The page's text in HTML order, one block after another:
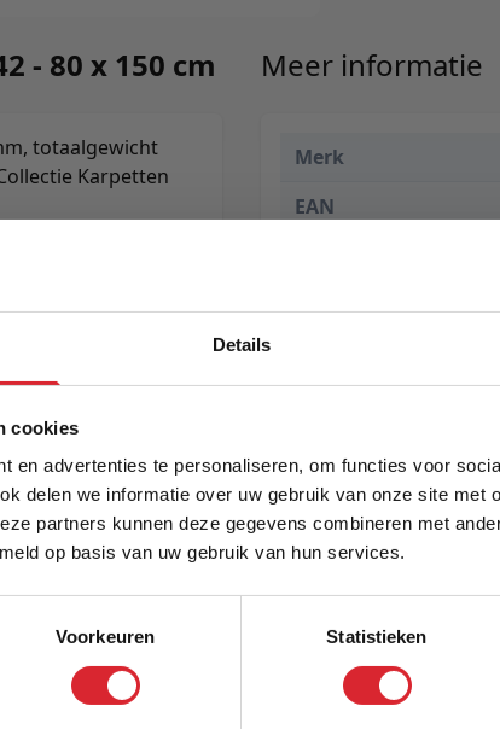
Details
cookies
en advertenties te personaliseren, om functies voor
delen we informatie over uw gebruik van onze site met
partners kunnen deze gegevens combineren met
op basis van uw gebruik van hun services.
Voorkeuren Statistieken
- 80 x 150 cm
totaalgewicht
Karpetten
Meer informatie
Merk
EAN
Levertijd
Lengte
Breedte
Model
5% Korting
je in en ontvang direct een kortingscode